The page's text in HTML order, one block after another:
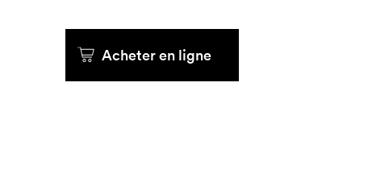
Acheter en ligne